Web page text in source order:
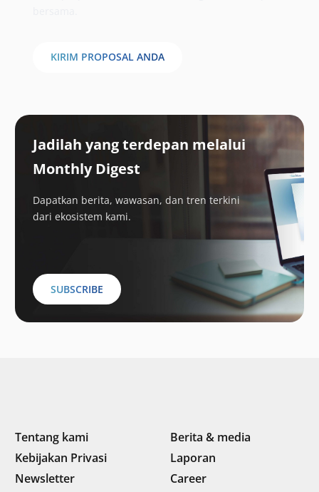
KIRIM PROPOSAL ANDA
Jadilah yang terdepan melalui
Monthly Digest
Dapatkan berita, wawasan, dan tren terkini
dari ekosistem kami.
SUBSCRIBE
Tentang kami
Berita & media
Kebijakan Privasi
Laporan
Newsletter
Career